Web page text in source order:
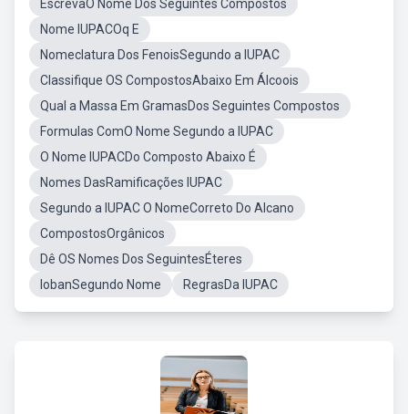
EscrevaO Nome Dos Seguintes Compostos
Nome IUPACOq E
Nomeclatura Dos FenoisSegundo a IUPAC
Classifique OS CompostosAbaixo Em Álcoois
Qual a Massa Em GramasDos Seguintes Compostos
Formulas ComO Nome Segundo a IUPAC
O Nome IUPACDo Composto Abaixo É
Nomes DasRamificações IUPAC
Segundo a IUPAC O NomeCorreto Do Alcano
CompostosOrgânicos
Dê OS Nomes Dos SeguintesÉteres
IobanSegundo Nome
RegrasDa IUPAC